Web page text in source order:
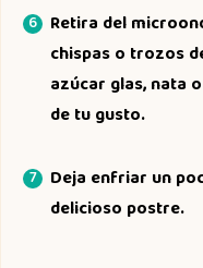
Retira del
chispas o trozos
azúcar glas, nata
de tu gusto.
Deja enfriar un
delicioso postre.